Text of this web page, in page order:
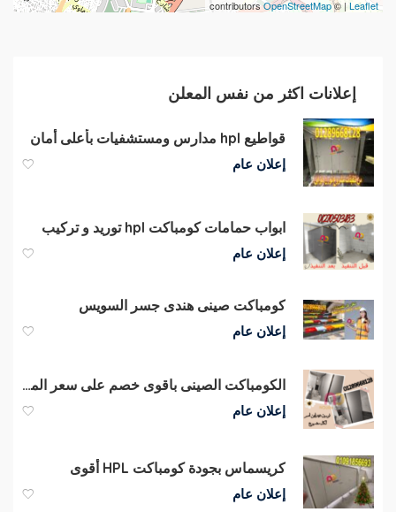
Leaflet
| ©
OpenStreetMap
contributors
إعلانات اكثر من نفس المعلن
قواطيع hpl مدارس ومستشفيات بأعلى أمان
إعلان عام
ابواب حمامات كومباكت hpl توريد و تركيب
إعلان عام
كومباكت صينى هندى جسر السويس
إعلان عام
الكومباكت الصينى باقوى خصم على سعر المتر
إعلان عام
كريسماس بجودة كومباكت HPL أقوى
إعلان عام